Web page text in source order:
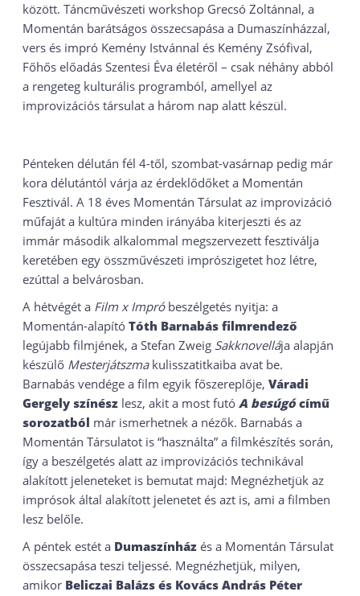
között. Táncművészeti workshop Grecsó Zoltánnal, a
Momentán barátságos összecsapása a Dumaszínházzal,
vers és impró Kemény Istvánnal és Kemény Zsófival,
Főhős előadás Szentesi Éva életéről – csak néhány abból
a rengeteg kulturális programból, amellyel az
improvizációs társulat a három nap alatt készül.
Pénteken délután fél 4-től, szombat-vasárnap pedig már
kora délutántól várja az érdeklődőket a Momentán
Fesztivál. A 18 éves Momentán Társulat az improvizáció
műfaját a kultúra minden irányába kiterjeszti és az
immár második alkalommal megszervezett fesztiválja
keretében egy összművészeti imprószigetet hoz létre,
ezúttal a belvárosban.
A hétvégét a Film x Impróbeszélgetés nyitja: a
Momentán-alapító Tóth Barnabás filmrendező
legújabb filmjének, a Stefan Zweig Sakknovellája alapján
készülő Mesterjátszmakulisszatitkaiba avat be.
Barnabás vendége a film egyik főszereplője, Váradi
Gergely színész lesz, akit a most futó A besúgócímű
sorozatból már ismerhetnek a nézők. Barnabás a
Momentán Társulatot is “használta” a filmkészítés során,
így a beszélgetés alatt az improvizációs technikával
alakított jeleneteket is bemutat majd: Megnézhetjük az
imprósok által alakított jelenetet és azt is, ami a filmben
lesz belőle.
A péntek estét a Dumaszínház és a Momentán Társulat
összecsapása teszi teljessé. Megnézhetjük, milyen,
amikor Beliczai Balázs és Kovács András Péter